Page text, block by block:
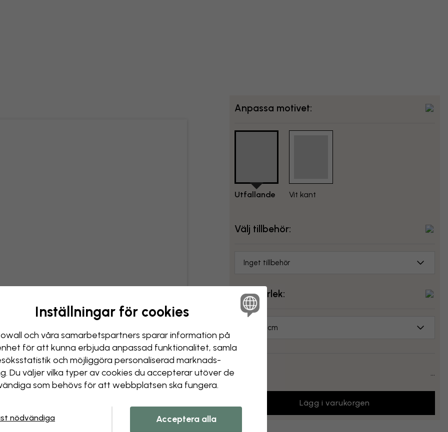
Anpassa motivet:
Utfallande Vit kant
Välj tillbehör:
Inget tillbehör
Välj storlek:
70x50 cm
...
Lägg i varukorgen
Inställningar för cookies
och våra samarbets­partners sparar information på
för att kunna erbjuda anpassad funktionalitet, samla
och möjliggöra personaliserad marknads­
Du väljer vilka typer av cookies du accepterar utöver de
som behövs för att webbplatsen ska fungera.
nödvändiga Acceptera alla